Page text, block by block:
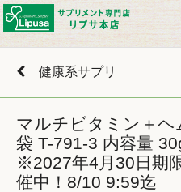
健康系サプリ
マルチビタミン＋ヘ
袋 T-791-3 内容量
※2027年4月30日期
催中！8/10 9:59迄